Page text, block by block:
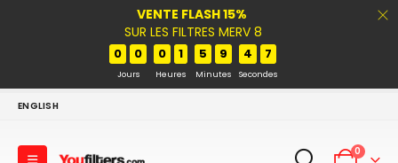
VENTE FLASH 15%
SUR LES FILTRES MERV 8
0 0
Jours
0 1
Heures
5 9
Minutes
4 7
Secondes
ENGLISH
0